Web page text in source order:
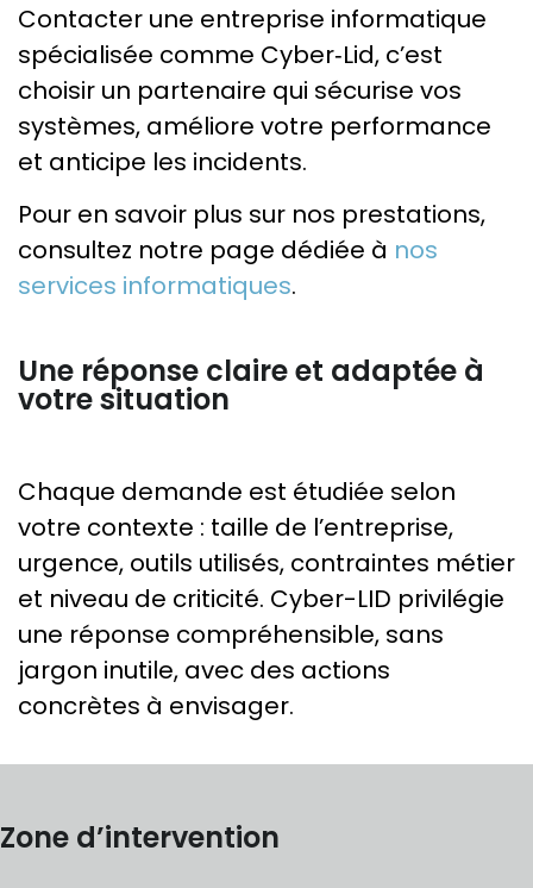
Contacter une entreprise informatique
spécialisée comme Cyber‑Lid, c’est
choisir un partenaire qui sécurise vos
systèmes, améliore votre performance
et anticipe les incidents.
Pour en savoir plus sur nos prestations,
consultez notre page dédiée à nos
services informatiques.
Une réponse claire et adaptée à
votre situation
Chaque demande est étudiée selon
votre contexte : taille de l’entreprise,
urgence, outils utilisés, contraintes métier
et niveau de criticité. Cyber-LID privilégie
une réponse compréhensible, sans
jargon inutile, avec des actions
concrètes à envisager.
Zone d’intervention